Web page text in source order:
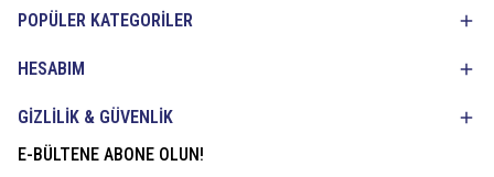
POPÜLER KATEGORİLER
HESABIM
GİZLİLİK & GÜVENLİK
E-BÜLTENE ABONE OLUN!